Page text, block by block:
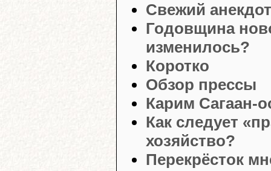
Свежий анекдот
Годовщина
изменилось?
Коротко
Обзор прессы
Карим Сагаан-
Как следует
хозяйство?
Перекрёсток